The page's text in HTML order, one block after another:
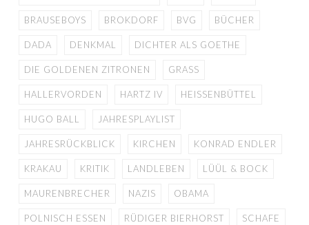
BRAUSEBOYS BROKDORF BVG BÜCHER
DADA DENKMAL DICHTER ALS GOETHE
DIE GOLDENEN ZITRONEN GRASS
HALLERVORDEN HARTZ IV HEISSENBÜTTEL
HUGO BALL JAHRESPLAYLIST
JAHRESRÜCKBLICK KIRCHEN KONRAD ENDLER
KRAKAU KRITIK LANDLEBEN LÜÜL & BOCK
MAURENBRECHER NAZIS OBAMA
POLNISCH ESSEN RÜDIGER BIERHORST SCHAFE